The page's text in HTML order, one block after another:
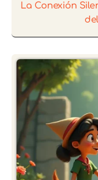
La Conexión